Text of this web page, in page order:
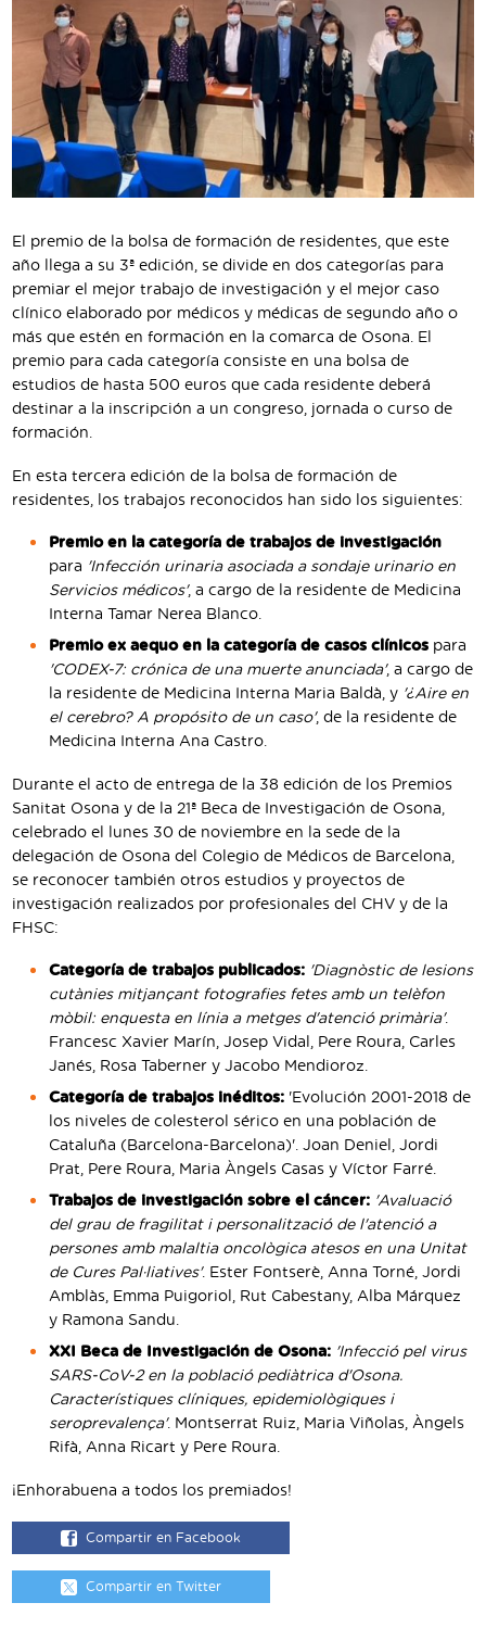
El premio de la bolsa de formación de residentes, que este
año llega a su 3ª edición, se divide en dos categorías para
premiar el mejor trabajo de investigación y el mejor caso
clínico elaborado por médicos y médicas de segundo año o
más que estén en formación en la comarca de Osona. El
premio para cada categoría consiste en una bolsa de
estudios de hasta 500 euros que cada residente deberá
destinar a la inscripción a un congreso, jornada o curso de
formación.
En esta tercera edición de la bolsa de formación de
residentes, los trabajos reconocidos han sido los siguientes:
Premio en la categoría de trabajos de investigación
para 'Infección urinaria asociada a sondaje urinario en
Servicios médicos', a cargo de la residente de Medicina
Interna Tamar Nerea Blanco.
Premio ex aequo en la categoría de casos clínicos para
'CODEX-7: crónica de una muerte anunciada', a cargo de
la residente de Medicina Interna Maria Baldà, y '¿Aire en
el cerebro? A propósito de un caso', de la residente de
Medicina Interna Ana Castro.
Durante el acto de entrega de la 38 edición de los Premios
Sanitat Osona y de la 21ª Beca de Investigación de Osona,
celebrado el lunes 30 de noviembre en la sede de la
delegación de Osona del Colegio de Médicos de Barcelona, ​​
se reconocer también otros estudios y proyectos de
investigación realizados por profesionales del CHV y de la
FHSC:
Categoría de trabajos publicados: 'Diagnòstic de lesions
cutànies mitjançant fotografies fetes amb un telèfon
mòbil: enquesta en línia a metges d'atenció primària'.
Francesc Xavier Marín, Josep Vidal, Pere Roura, Carles
Janés, Rosa Taberner y Jacobo Mendioroz.
Categoría de trabajos inéditos: 'Evolución 2001-2018 de
los niveles de colesterol sérico en una población de
Cataluña (Barcelona-Barcelona)'. Joan Deniel, Jordi
Prat, Pere Roura, Maria Àngels Casas y Víctor Farré.
Trabajos de investigación sobre el cáncer: 'Avaluació
del grau de fragilitat i personalització de l'atenció a
persones amb malaltia oncològica atesos en una Unitat
de Cures Pal·liatives'. Ester Fontserè, Anna Torné, Jordi
Amblàs, Emma Puigoriol, Rut Cabestany, Alba Márquez
y Ramona Sandu.
XXI Beca de Investigación de Osona: 'Infecció pel virus
SARS-CoV-2 en la població pediàtrica d'Osona.
Característiques clíniques, epidemiològiques i
seroprevalença'. Montserrat Ruiz, Maria Viñolas, Àngels
Rifà, Anna Ricart y Pere Roura.
¡Enhorabuena a todos los premiados!
Compartir en Facebook
Compartir en Twitter